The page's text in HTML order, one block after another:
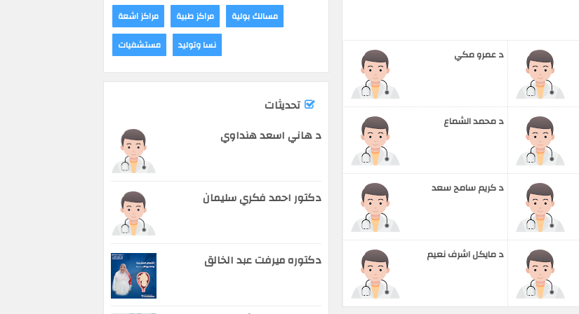
د عمرو مكي
د محمد الشماع
د كريم سامح سعد
د مايكل اشرف نعيم
مراكز اشعة
مراكز طبية
مسالك بولية
مستشفيات
نسا وتوليد
تحديثات
د هاني اسعد هنداوي
دكتور احمد فكري سليمان
دكتوره ميرفت عبد الخالق